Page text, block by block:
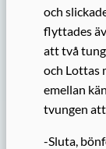
och
flyttades
att två
och Lottas
emellan
tvungen att
-Sluta,